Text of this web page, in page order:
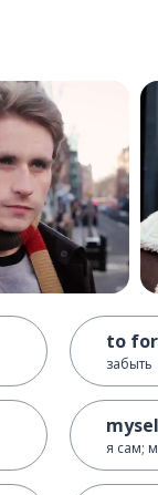
to
забыть
я сам;